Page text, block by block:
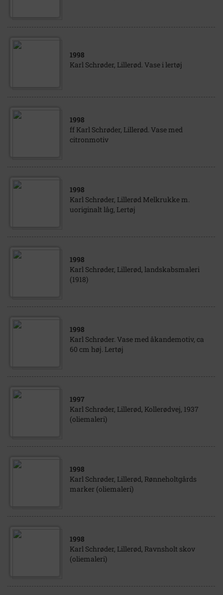
1998
Karl Schrøder, Lillerød. Vase i lertøj
1998
ff Karl Schrøder, Lillerød. Vase med
citronmotiv
1998
Karl Schrøder, Lillerød Melkrukke m.
uoriginalt låg, Lertøj
1998
Karl Schrøder, Lillerød, landskabsmaleri
(1918)
1998
Karl Schrøder. Vase med åkandemotiv, ca
60 cm høj. Lertøj
1997
Karl Schrøder, Lillerød, Kollerødvej, 1937
(oliemaleri)
1998
Karl Schrøder, Lillerød, Rønneholtgårds
marker (oliemaleri)
1998
Karl Schrøder, Lillerød, Ravnsholt skov
(oliemaleri)